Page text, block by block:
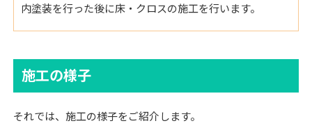
内塗装を行った後に床・クロスの施工を行います。
施工の様子
それでは、施工の様子をご紹介します。